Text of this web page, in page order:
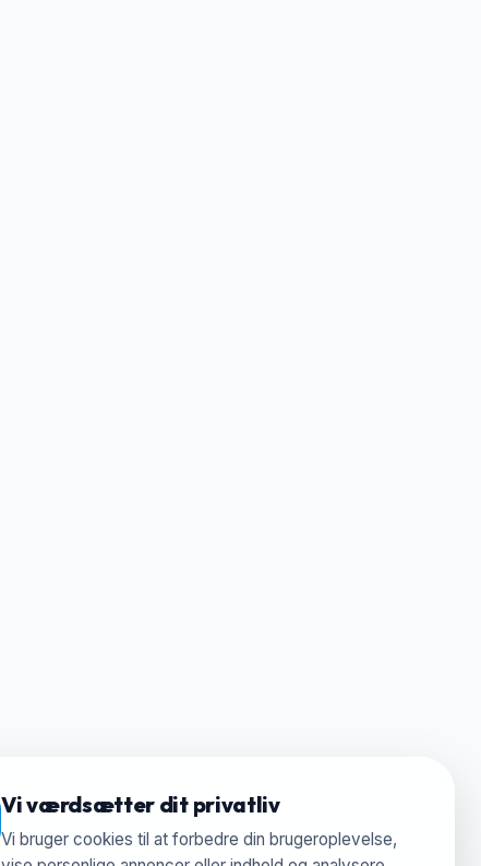
Vi værdsætter dit privatliv
Vi bruger cookies til at forbedre din brugeroplevelse,